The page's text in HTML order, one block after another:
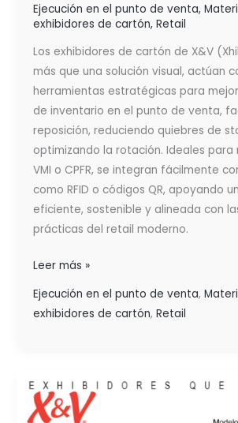
Ejecución en el punto de venta,
exhibidores de cartón, Retail
Los exhibidores de cartón de X&V
más que una solución visual, actúan
herramientas estratégicas para
de inventario en el punto de venta,
reposición, reduciendo quiebres de
optimizando la rotación. Ideales para
VMI o CPFR, se integran fácilmente
como RFID o códigos QR, apoyando
eficiente, sostenible y alineada con
prácticas del retail moderno.
Leer más »
Ejecución en el punto de venta,
exhibidores de cartón, Retail
EL
BRANDING
QUE